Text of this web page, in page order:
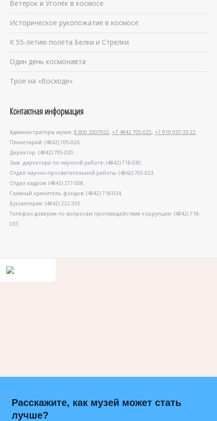
Ветерок и Уголёк в космосе
Историческое рукопожатие в космосе
К 55-летию полёта Белки и Стрелки
Один день космонавта
Трое на «Восходе»
Контактная информация
Администраторы музея: 8 800 2007922, +7 4842 705-025, +7 919 037-33-22.
Планетарий: (4842) 705-026.
Директор: (4842) 705-020.
Зам. директора по научной работе: (4842) 718-030.
Отдел научно-просветительной работы: (4842) 705-023.
Отдел кадров: (4842) 277-008.
Главный хранитель фондов: (4842) 718-034.
Бухгалтерия: (4842) 222-333.
Телефон доверия по вопросам противодействия коррупции: (4842) 718-
037.
Расскажите, как музей может стать
лучше?